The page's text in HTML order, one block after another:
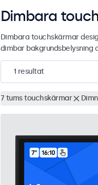
Dimbara
Dimbara touchskärmar
dimbar bakgrundsbelysning
1 resultat
7 tums touchskärmar